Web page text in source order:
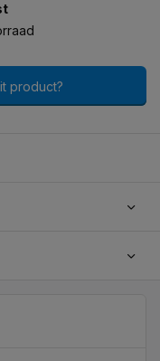
product?